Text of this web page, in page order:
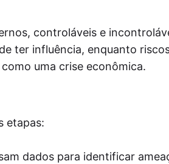
controláveis e
ter influência, enquanto
uma crise econômica.
etapas:
dados para identificar